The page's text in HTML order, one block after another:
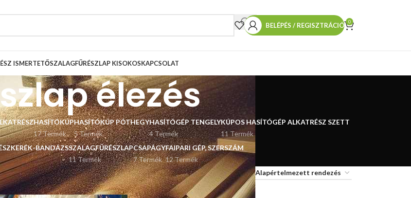
BELÉPÉS / REGISZTRÁCIÓ 0
ISMERTETŐSZALAGFŰRÉSZLAP KISOKOSKAPCSOLAT
élezés
HASÍTÓKÚP
17 Termék
HASÍTÓKÚP PÓTHEGY
5 Termék
HASÍTÓGÉP TENGELY
4 Termék
KÚPOS HASÍTÓGÉP ALKATRÉSZ SZETT
11 Termék
BANDÁZSSZALAGFŰRÉSZLAP
11 Termék
CSAPÁGY
7 Termék
FAIPARI GÉP, SZERSZÁM
12 Termék
Listázás 9 12 18